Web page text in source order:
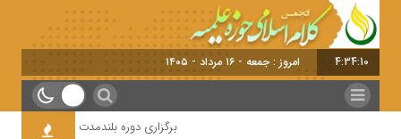
4:34:11 امروز : جمعه - ۱۶ مرداد - ۱۴۰۵
برگزاری دوره بلندمدت تخصصی و